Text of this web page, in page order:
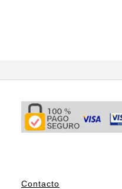
Contacto